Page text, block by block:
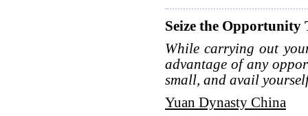
Seize the Opportunity
While carrying out
advantage of any
small, and avail
Yuan Dynasty China